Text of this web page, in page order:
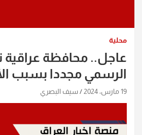
محلية
عاجل.. محافظة عراقية
الرسمي مجددا بسبب
19 مارس، 2024 سيف البصري